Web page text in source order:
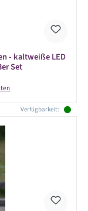
- kaltweiße LED
Set
Verfügbarkeit: